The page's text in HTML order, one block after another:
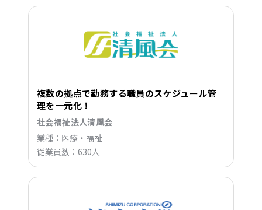
複数の拠点で勤務する職員のスケジュール管
理を一元化！
社会福祉法人清風会
業種：医療・福祉
従業員数：630人